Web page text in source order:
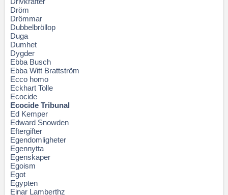
Dröm
Drömmar
Dubbelbröllop
Duga
Dumhet
Dygder
Ebba Busch
Ebba Witt Brattström
Ecco homo
Eckhart Tolle
Ecocide
Ecocide Tribunal
Ed Kemper
Edward Snowden
Eftergifter
Egendomligheter
Egennytta
Egenskaper
Egoism
Egot
Egypten
Einar Lamberthz